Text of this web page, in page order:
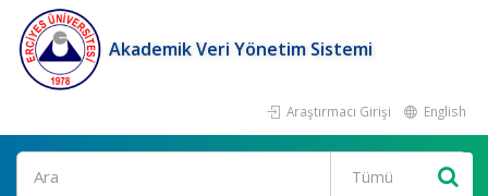
Akademik Veri Yönetim Sistemi
Araştırmacı Girişi English
Ara